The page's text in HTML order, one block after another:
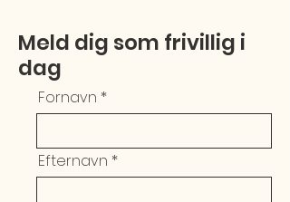
Meld dig som frivillig i
dag
Fornavn
Efternavn